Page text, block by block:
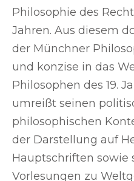
Philosophie des
Jahren. Aus diesem
der Münchner
und konzise in das
Philosophen des 19.
umreißt seinen
philosophischen
der Darstellung auf
Hauptschriften sowie
Vorlesungen zu